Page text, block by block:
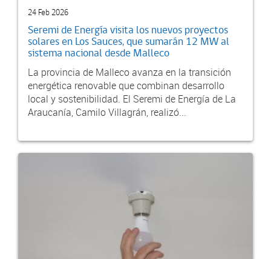
24 Feb 2026
Seremi de Energía visita los nuevos proyectos
solares en Los Sauces, que sumarán 12 MW al
sistema nacional desde Malleco
La provincia de Malleco avanza en la transición
energética renovable que combinan desarrollo
local y sostenibilidad. El Seremi de Energía de La
Araucanía, Camilo Villagrán, realizó...